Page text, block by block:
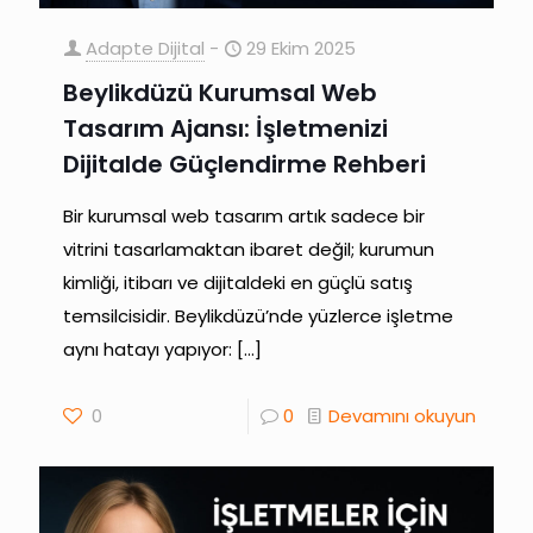
Adapte Dijital - 29 Ekim 2025
Beylikdüzü Kurumsal Web
Tasarım Ajansı: İşletmenizi
Dijitalde Güçlendirme Rehberi
Bir kurumsal web tasarım artık sadece bir
vitrini tasarlamaktan ibaret değil; kurumun
kimliği, itibarı ve dijitaldeki en güçlü satış
temsilcisidir. Beylikdüzü’nde yüzlerce işletme
aynı hatayı yapıyor: […]
0 0 Devamını okuyun